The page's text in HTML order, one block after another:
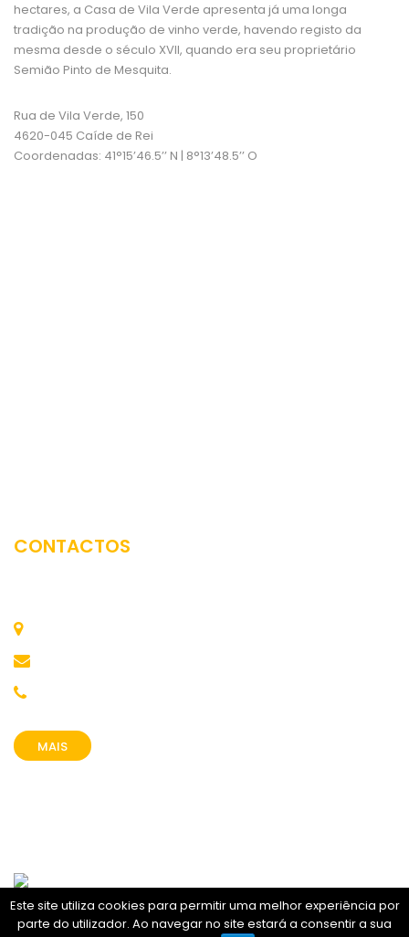
hectares, a Casa de Vila Verde apresenta já uma longa
tradição na produção de vinho verde, havendo registo da
mesma desde o século XVII, quando era seu proprietário
Semião Pinto de Mesquita.
Rua de Vila Verde, 150
4620-045 Caíde de Rei
Coordenadas: 41°15’46.5’’ N | 8°13’48.5’’ O
CONTACTOS
MAIS
Este site utiliza cookies para permitir uma melhor experiência por
parte do utilizador. Ao navegar no site estará a consentir a sua